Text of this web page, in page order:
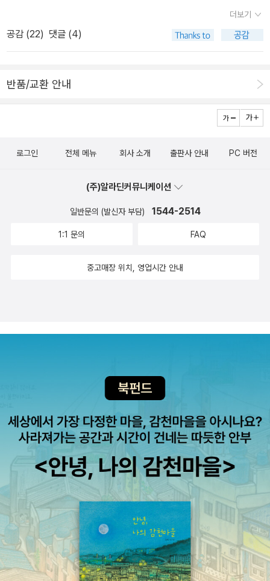
숲 생태계의 순환을 보여주는 그림책. 한 그루의 나무가 생산자로
서 소비자 및 분해자에 의해 본래의 자연으로 돌아가는 과정을 지켜
보며 더불어 사는 것의 아름다움을 느낄 수 있다. 쓰러진 나무에 깃들
여 나무 한 그루가 온전히 자연으로 돌아가는 경이로운 과정의 주인
시 태어나는 생태계의 순환은 경이롭고 조화롭다. 4/18 흙토양에
나 물처럼 생명체가 살아가는데 꼭 필요한 자원이다. 모든 생명체는
토양에서 얻을 수 있다. 토양은 본래 바위가 오랜 시간을 거쳐 만들어
래, 침적토, 점토로 구분한다. 모래와 침적토와 점토가 고르게 섞여 있
도 좋은 고구마에 대한 모든 것을 보여주는 그림책이다. 고구마 순을
는 버릴 게 하나도 없는 귀한 먹을거리다. 고구마 외에도 뿌리를 먹는
놓아 유익하다. 4/23 별이 된 소년 아~ 이 책 정말 너무 좋다, 칠
레의 국민적 사랑을 받은 20세기 유명한 시인이며 1971년 노벨문학
상을 수상한 파블로 네루다의 성장기를 다룬 소설인데 반짝반짝 빛나
는 별빛같은 문장이 사로잡는다. 무언가를 관찰하고 끊임없이 상상하
는 소년 네프탈리는 빼빼마른 말라깽이로 몸이 약하다. 엄격한 가부
장의 전형적인 아버지는 자녀들 미래와 생각까지 통제하는 폭군이다.
가족을 먹여 살리기 위해 막일을 전전하던 아버지는 철도회사에서 일
하지만 자식들은 보다 더 나은 삶을 살기 원한다. 그것 또한 아버지의
사랑이겠지만, 자신의 미래를 꿈꾸는 것조차 허용하지 않는 아버지에
게 친밀감을 가지며 사랑하기는 쉽지 않겠다. 다행히 새엄마인 마마
할 내가 아니지~~ㅋㅋ금욜엔 조조로 '도둑들'을 보기로 약속했고토
욜에는 막내 학교에서 장애우와 함께하는 문학기행으로 목포문학관
을 거쳐 강진 백련사에 간다.토욜엔 작은도서관 프로그램도 방학, 일
방도 예약돼 있고8월 25일엔 다산초당을 비롯한 강진 문학기행을 떠
난다.8월 19일 1박 2일 지리산 청학동 명상캠프도 가고 싶은데이 책
을 사고 댓글 신청 해볼까?지난번 행정마을 갔을 때, 명상원 위치도
7 한여름 더위엔 뭐니뭐니해도 방콕모드로 독서삼매경에 빠지는 게
래 <문재인의 힘>이었는데 <안철수의 힘>이 나온 후 제목과 표지까
지 바뀌었다. 한국인의 정서를 가장 잘 표현했다는 소월, 그 증
린 현실에서도 훈훈한 인정이... 이병승 작가 <여우의 화원>이 2012
다. 중학교에 올라가 일찌감치 입시를 위한 경쟁 체제에 내몰린 ‘나’는
어느 날 멋진 친구가 생겼다. 여기엔 깜짝 놀랄 반전과 슬픈 결말이 예
정되어 있다. 폭력과 왕따 문제를 다루면서 피해자와 가해자의 경계
를 허물고 그 안에 아이들 특유의 감성을 예민하게 담아낸 작품이다.
(알라딘 책소개) 김남중 작가님의 신간도서 <아파트 옆 작은 논>과
<연이동 월령전>지난 주 전화통화할 때, 곧 광주를 다룬 신간도서가
나온다고 했는데 바로 이 책인가 보다.^^《연이동 원령전》은 1980년
5월 광주항쟁을 다루고 있다. 물론 광주는 30년도 더 지난 과거의 사
건만은 아니다. 당사자들이 아직 살아 있으며, 사람들의 고통 역시 현
재적이다. 여전히 우리 머리와 가슴을 짓누르는 고통이자 다른 한편
우리를 달뜨게 하는 자부심이기도 하다. 이 무거운 역사적 주제를 동
화는 어떻게 형상화할 것인가? 어린 아이들에게까지 굳이 알릴 필요
더보기
공감 (22) 댓글 (4)
반품/교환 안내
로그인 전체 메뉴 회사 소개 출판사 안내 PC 버전
(주)알라딘커뮤니케이션
일반문의 (발신자 부담) 1544-2514
1:1 문의 FAQ
중고매장 위치, 영업시간 안내